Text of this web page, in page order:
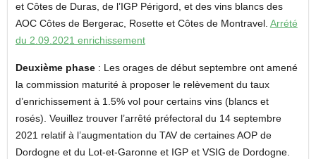
et Côtes de Duras, de l’IGP Périgord, et des vins blancs des
AOC Côtes de Bergerac, Rosette et Côtes de Montravel. Arrété
du 2.09.2021 enrichissement
Deuxième phase: Les orages de début septembre ont amené
la commission maturité à proposer le relèvement du taux
d’enrichissement à 1.5% vol pour certains vins (blancs et
rosés). Veuillez trouver l’arrêté préfectoral du 14 septembre
2021 relatif à l’augmentation du TAV de certaines AOP de
Dordogne et du Lot-et-Garonne et IGP et VSIG de Dordogne.